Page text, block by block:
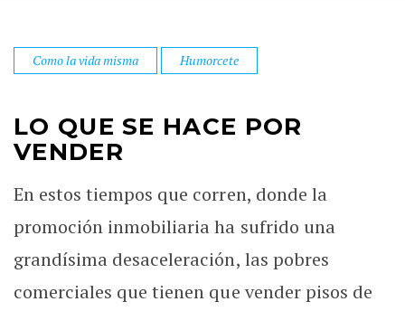
Como la vida misma Humorcete
LO QUE SE HACE POR
VENDER
En estos tiempos que corren, donde la
promoción inmobiliaria ha sufrido una
grandísima desaceleración, las pobres
comerciales que tienen que vender pisos de